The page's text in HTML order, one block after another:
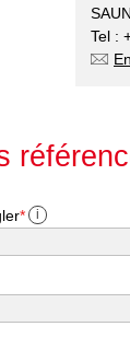
Tel :
* i